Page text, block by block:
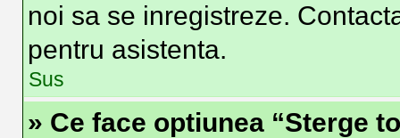
noi sa se inregistreze.
pentru asistenta.
Sus
» Ce face optiunea “Sterge